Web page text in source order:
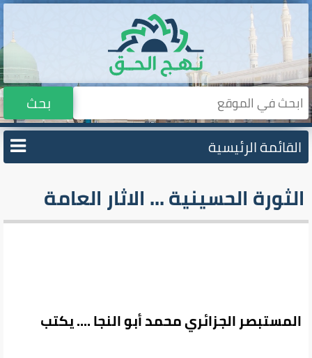
بحث
القائمة الرئيسية
الثورة الحسينية ... الاثار العامة
المستبصر الجزائري محمد أبو النجا .... يكتب